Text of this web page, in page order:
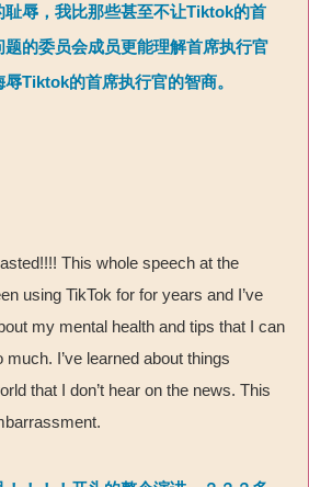
耻辱，我比那些甚至不让Tiktok的首
题的委员会成员更能理解首席执行官
Tiktok的首席执行官的智商。
This whole speech at the
using TikTok for for years and I’ve
my mental health and tips that I can
I’ve learned about things
that I don’t hear on the news. This